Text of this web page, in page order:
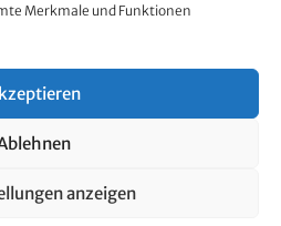
Merkmale und Funktionen
anzeigen
Wiener Straße 64 | A-8630 Mariazell |
- 2026. Alle Rechte vorbehalten.
Datenschutzerklärung